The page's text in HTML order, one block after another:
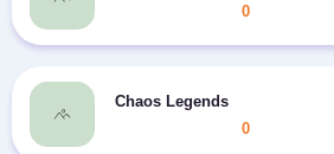
0
Chaos Legends
0